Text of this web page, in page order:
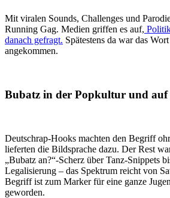
Mit viralen Sounds, Challenges und
Running Gag. Medien griffen es auf,
danach gefragt. Spätestens da war das
angekommen.
Bubatz in der Popkultur und auf
Deutschrap-Hooks machten den Begriff
lieferten die Bildsprache dazu. Der Rest
„Bubatz an?“-Scherz über Tanz-Snippets
Legalisierung – das Spektrum reicht von
Begriff ist zum Marker für eine ganze
geworden.